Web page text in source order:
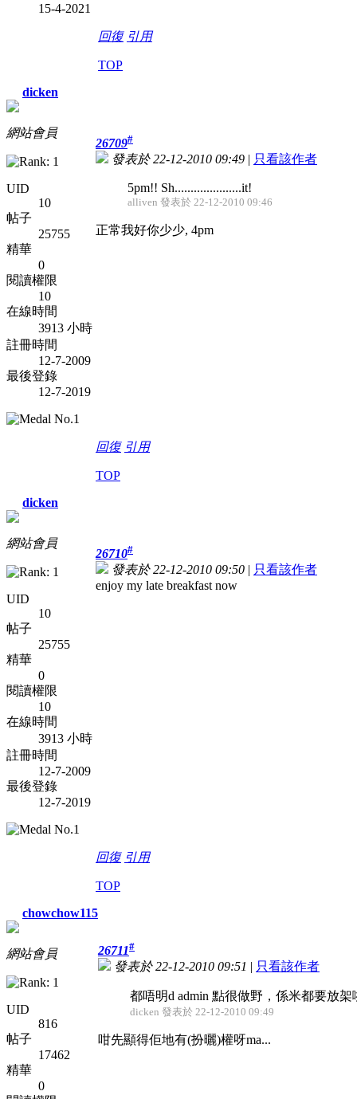
15-4-2021
回復 引用
TOP
dicken
網站會員
UID
10
帖子
25755
精華
0
閱讀權限
10
在線時間
3913 小時
註冊時間
12-7-2009
最後登錄
12-7-2019
26709#
發表於 22-12-2010 09:49 | 只看該作者
5pm!! Sh.....................it!
alliven 發表於 22-12-2010 09:46
正常我好你少少, 4pm
回復 引用
TOP
dicken
網站會員
UID
10
帖子
25755
精華
0
閱讀權限
10
在線時間
3913 小時
註冊時間
12-7-2009
最後登錄
12-7-2019
26710#
發表於 22-12-2010 09:50 | 只看該作者
enjoy my late breakfast now
回復 引用
TOP
chowchow115
網站會員
UID
816
帖子
17462
精華
0
26711#
發表於 22-12-2010 09:51 | 只看該作者
都唔明d admin 點很做野，係米都要放
dicken 發表於 22-12-2010 09:49
咁先顯得佢地有(扮曬)權呀ma...